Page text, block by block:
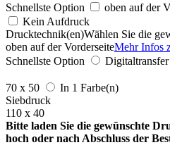
Schnellste Option
oben auf der
Kein Aufdruck
Drucktechnik(en)Wählen Sie die
oben auf der VorderseiteMehr Infos
Schnellste Option
Digitaltransfer
70 x 50
In 1 Farbe(n)
Siebdruck
110 x 40
Bitte laden Sie die gewünschte
hoch oder nach Abschluss der